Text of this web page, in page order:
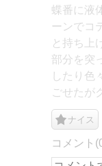
蝶番に液
ーンでコ
と持ち上
部分を突
したり色
ごせたが
ナイス
コメント